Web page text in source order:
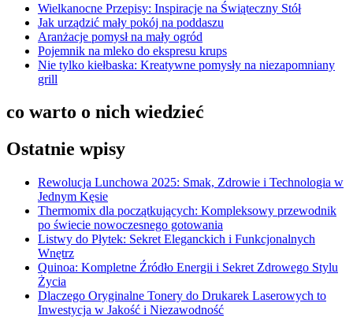
Wielkanocne Przepisy: Inspiracje na Świąteczny Stół
Jak urządzić mały pokój na poddaszu
Aranżacje pomysł na mały ogród
Pojemnik na mleko do ekspresu krups
Nie tylko kiełbaska: Kreatywne pomysły na niezapomniany
grill
co warto o nich wiedzieć
Ostatnie wpisy
Rewolucja Lunchowa 2025: Smak, Zdrowie i Technologia w
Jednym Kęsie
Thermomix dla początkujących: Kompleksowy przewodnik
po świecie nowoczesnego gotowania
Listwy do Płytek: Sekret Eleganckich i Funkcjonalnych
Wnętrz
Quinoa: Kompletne Źródło Energii i Sekret Zdrowego Stylu
Życia
Dlaczego Oryginalne Tonery do Drukarek Laserowych to
Inwestycja w Jakość i Niezawodność